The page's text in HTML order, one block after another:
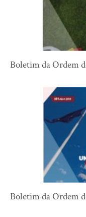
Boletim da Ordem
Boletim da Ordem